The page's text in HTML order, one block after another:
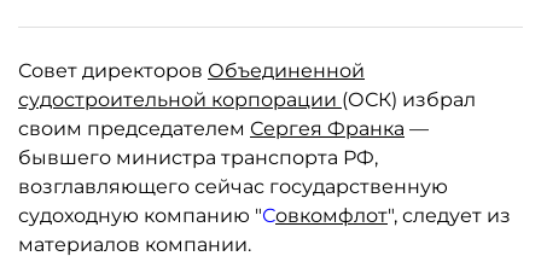
Совет директоров Объединенной
судостроительной корпорации (ОСК) избрал
своим председателем Сергея Франка —
бывшего министра транспорта РФ,
возглавляющего сейчас государственную
судоходную компанию "Совкомфлот", следует из
материалов компании.